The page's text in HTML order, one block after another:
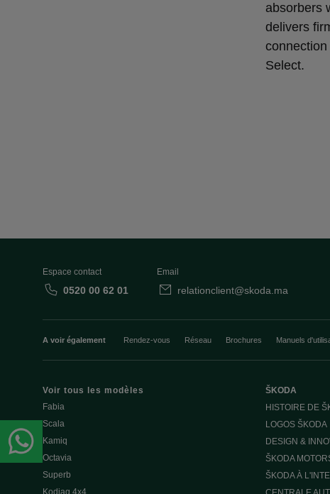
absorbers
delivers
Select.
Espace contact
0520 00 62 01
Email
relationclient@skoda.ma
A voir également Rendez-vous Réseau Brochures Manuels
Voir tous les modèles
Fabia
Scala
Kamiq
Octavia
Superb
Kodiaq 4x4
ŠKODA
HISTOIRE DE
LOGOS ŠKODA
DESIGN &
ŠKODA
ŠKODA À